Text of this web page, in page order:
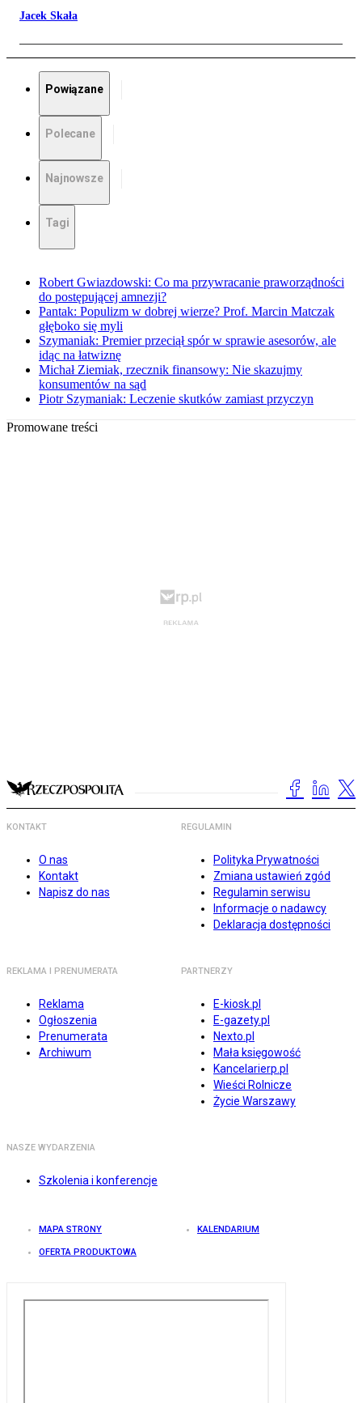
Jacek Skała
Powiązane
Polecane
Najnowsze
Tagi
Robert Gwiazdowski: Co ma przywracanie praworządności
do postępującej amnezji?
Pantak: Populizm w dobrej wierze? Prof. Marcin Matczak
głęboko się myli
Szymaniak: Premier przeciął spór w sprawie asesorów, ale
idąc na łatwiznę
Michał Ziemiak, rzecznik finansowy: Nie skazujmy
konsumentów na sąd
Piotr Szymaniak: Leczenie skutków zamiast przyczyn
Promowane treści
KONTAKT
O nas
Kontakt
Napisz do nas
REGULAMIN
Polityka Prywatności
Zmiana ustawień zgód
Regulamin serwisu
Informacje o nadawcy
Deklaracja dostępności
REKLAMA I PRENUMERATA
Reklama
Ogłoszenia
Prenumerata
Archiwum
PARTNERZY
E-kiosk.pl
E-gazety.pl
Nexto.pl
Mała księgowość
Kancelarierp.pl
Wieści Rolnicze
Życie Warszawy
NASZE WYDARZENIA
Szkolenia i konferencje
MAPA STRONY KALENDARIUM
OFERTA PRODUKTOWA